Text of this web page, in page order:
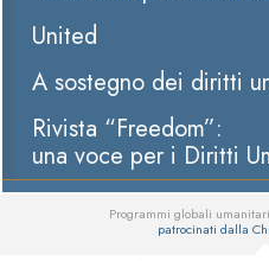
United
A sostegno dei diritti
Rivista “Freedom”:
una voce per i Diritti
Programmi globali
patrocinati dalla